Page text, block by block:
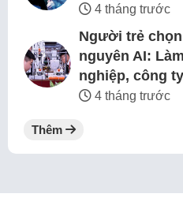
4 tháng trước
Người trẻ
nguyên AI:
nghiệp, công
4 tháng trước
Thêm